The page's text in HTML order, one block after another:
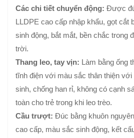
Các chi tiết chuyển động: Được
LLDPE cao cấp nhập khẩu, gọt cắt
sinh động, bắt mắt, bền chắc trong
trời.
Thang leo, tay vịn: Làm bằng ống
tĩnh điện với màu sắc thân thiện
sinh, chống han rỉ, không có cạnh
toàn cho trẻ trong khi leo trèo.
Cầu trượt: Đúc bằng khuôn
cao cấp, màu sắc sinh động, kết